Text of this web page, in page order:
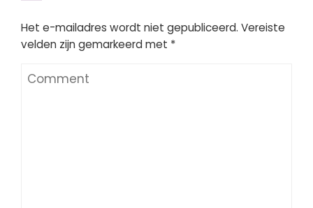
Het e-mailadres wordt niet gepubliceerd. Vereiste
velden zijn gemarkeerd met *